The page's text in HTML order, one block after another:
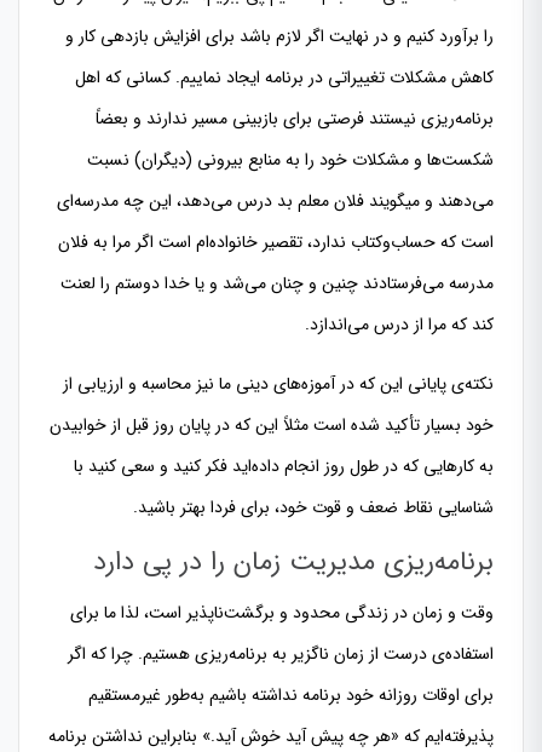
را برآورد کنیم و در نهایت اگر لازم باشد برای افزایش بازدهی کار و
کاهش مشکلات تغییراتی در برنامه ایجاد نماییم. کسانی که اهل
برنامه‌ریزی نیستند فرصتی برای بازبینی مسیر ندارند و بعضاً
شکست‌ها و مشکلات خود را به منابع بیرونی (دیگران) نسبت
می‌دهند و میگویند فلان معلم بد درس می‌دهد، این چه مدرسه‌ای
است که حساب‌وکتاب ندارد، تقصیر خانواده‌ام است اگر مرا به فلان
مدرسه می‌فرستادند چنین و چنان می‌شد و یا خدا دوستم را لعنت
کند که مرا از درس می‌اندازد.
نکته‌ی پایانی این که در آموزه‌های دینی ما نیز محاسبه و ارزیابی از
خود بسیار تأكيد شده است مثلاً این که در پایان روز قبل از خوابیدن
به کارهایی که در طول روز انجام داده‌اید فکر کنید و سعی کنید با
شناسایی نقاط ضعف و قوت خود، برای فردا بهتر باشید.
برنامه‌ریزی مدیریت زمان را در پی دارد
وقت و زمان در زندگی محدود و برگشت‌ناپذیر است، لذا ما برای
استفاده‌ی درست از زمان ناگزیر به برنامه‌ریزی هستیم. چرا که اگر
برای اوقات روزانه خود برنامه نداشته باشیم به‌طور غیرمستقیم
پذیرفته‌ایم که «هر چه پیش آید خوش آید.» بنابراین نداشتن برنامه